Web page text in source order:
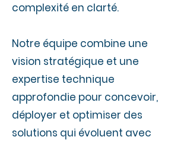
complexité en clarté.
Notre équipe combine une
vision stratégique et une
expertise technique
approfondie pour concevoir,
déployer et optimiser des
solutions qui évoluent avec